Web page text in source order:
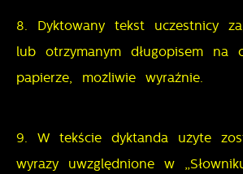
8. Dyktowany tekst uczestnicy
lub otrzymanym długopisem na
papierze, możliwie wyraźnie.
9. W tekście dyktanda użyte
wyrazy uwzględnione w